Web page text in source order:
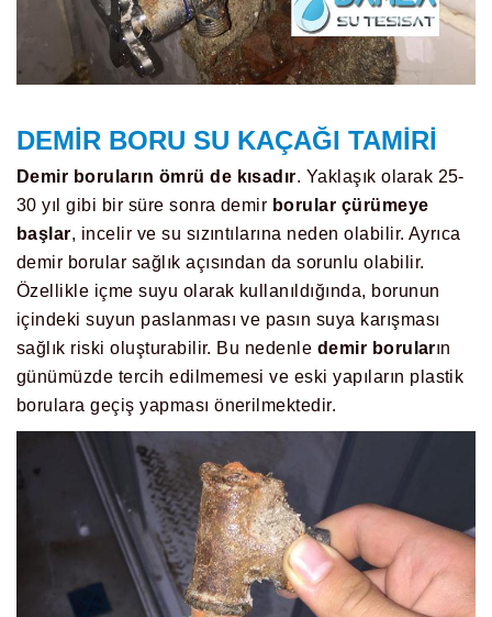
DEMIR BORU SU KAÇAĞI TAMIRI
Demir boruların ömrü de kısadır. Yaklaşık olarak 25-
30 yıl gibi bir süre sonra demir borular çürümeye
başlar, incelir ve su sızıntılarına neden olabilir. Ayrıca
demir borular sağlık açısından da sorunlu olabilir.
Özellikle içme suyu olarak kullanıldığında, borunun
içindeki suyun paslanması ve pasın suya karışması
sağlık riski oluşturabilir. Bu nedenle demir boruların
günümüzde tercih edilmemesi ve eski yapıların plastik
borulara geçiş yapması önerilmektedir.